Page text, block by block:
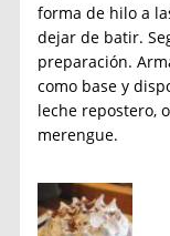
forma de hilo a
dejar de batir.
preparación.
como base y
leche repostero,
merengue.